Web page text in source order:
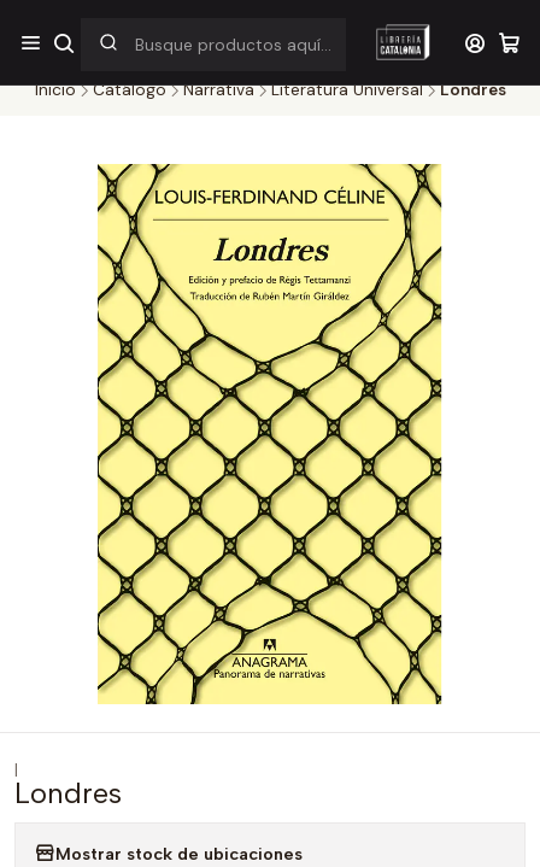
¡Por pocos días! Despacho a $1.000 en RM por compras sobre
$38.000
Inicio Catálogo Narrativa Literatura Universal Londres
|
Londres
Mostrar stock de ubicaciones